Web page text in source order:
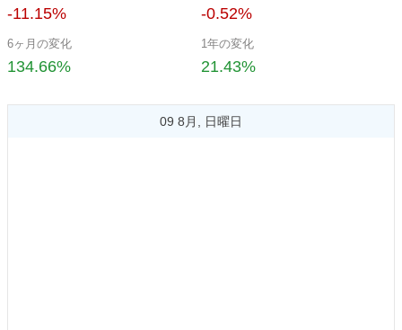
-11.15% -0.52%
6ヶ月の変化
134.66%
1年の変化
21.43%
09 8月, 日曜日